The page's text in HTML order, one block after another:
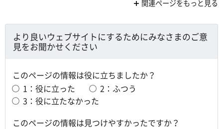
関連ページをもっと見る
より良いウェブサイトにするためにみなさまのご意
見をお聞かせください
このページの情報は役に立ちましたか？
1：役に立った
2：ふつう
3：役に立たなかった
このページの情報は見つけやすかったですか？